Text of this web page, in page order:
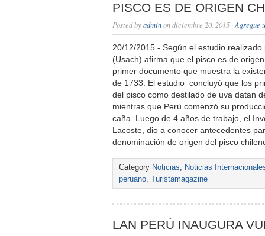
PISCO ES DE ORIGEN
Posted byadminon diciembre 20, 2015 · Agregue
20/12/2015.- Según el estudio
(Usach) afirma que el pisco es de
primer documento que muestra la
de 1733. El estudio concluyó que los
del pisco como destilado de uva datan
mientras que Perú comenzó su
caña. Luego de 4 años de trabajo, el
Lacoste, dio a conocer antecedentes
denominación de origen del pisco
Category Noticias, Noticias
peruano, Turistamagazine
LAN PERÚ INAUGURA